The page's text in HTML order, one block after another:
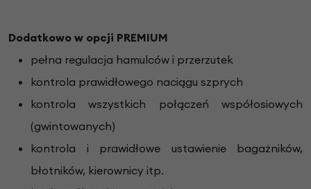
Dodatkowo w opcji PREMIUM
pełna regulacja hamulców i przerzutek
kontrola prawidłowego naciągu szprych
kontrola wszystkich połączeń współosiowych
(gwintowanych)
kontrola i prawidłowe ustawienie bagażników,
błotników, kierownicy itp.